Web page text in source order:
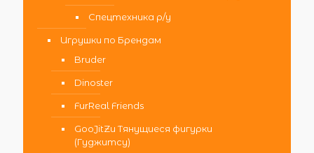
Спецтехника р/у
Игрушки по Брендам
Bruder
Dinoster
FurReal Friends
GooJitZu Тянущиеся фигурки
(Гуджитсу)